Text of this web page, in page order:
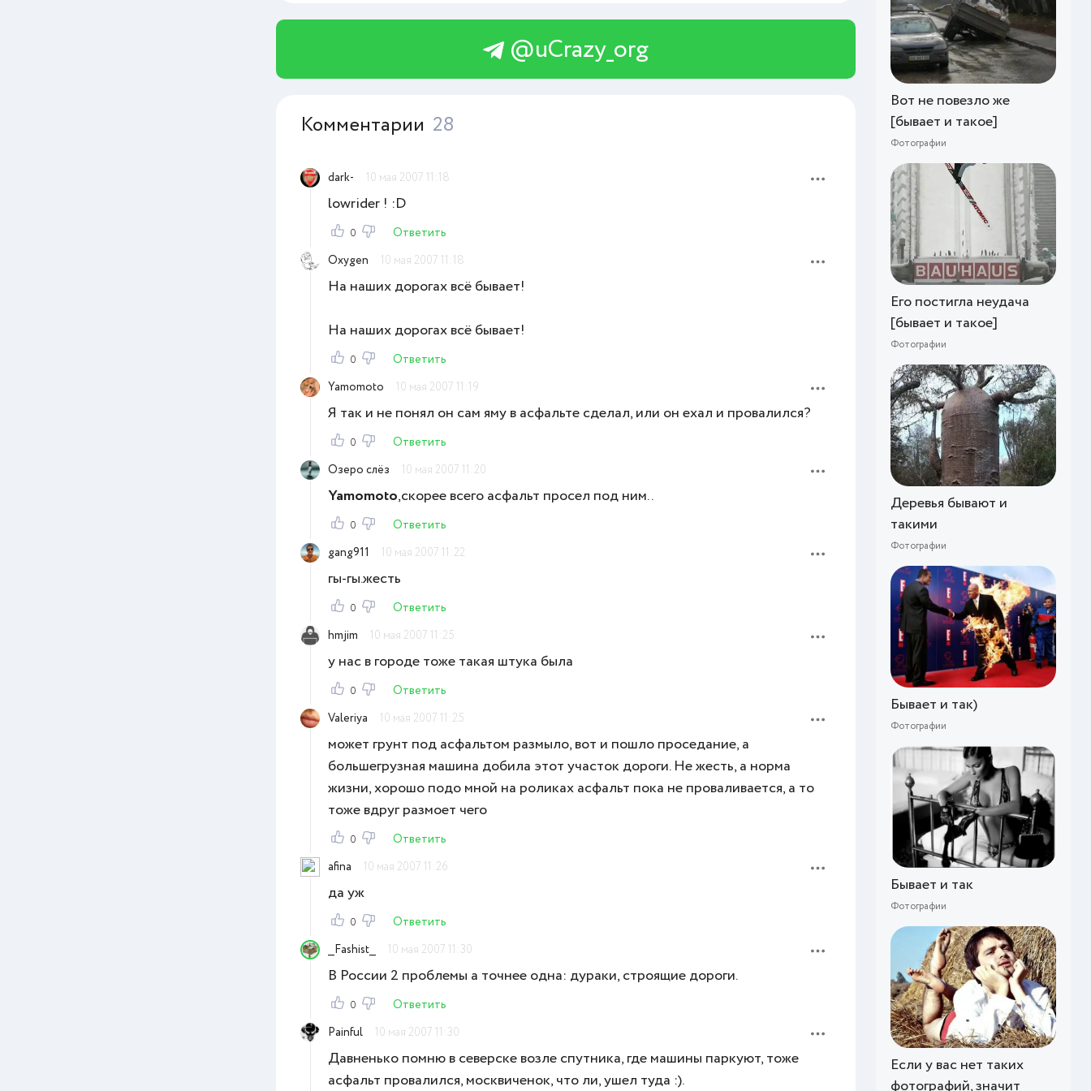
Вот не повезло же
[бывает и такое]
Фотографии
Его постигла неудача
[бывает и такое]
Фотографии
Деревья бывают и
такими
Фотографии
Бывает и так)
Фотографии
Бывает и так
Фотографии
Если у вас нет таких
фотографий, значит
@uCrazy_org
Комментарии 28
dark- 10 мая 2007 11:18
lowrider ! :D
0
Ответить
Oxygen
10 мая 2007 11:18
На наших дорогах всё бывает!
На наших дорогах всё бывает!
0
Ответить
Yamomoto
10 мая 2007 11:19
Я так и не понял он сам яму в асфальте сделал, или он ехал и провалился?
0
Ответить
Озеро слёз
10 мая 2007 11:20
Yamomoto,скорее всего асфальт просел под ним..
0
Ответить
gang911
10 мая 2007 11:22
гы-гы.жесть
0
Ответить
hmjim
10 мая 2007 11:25
у нас в городе тоже такая штука была
0
Ответить
Valeriya
10 мая 2007 11:25
может грунт под асфальтом размыло, вот и пошло проседание, а
большегрузная машина добила этот участок дороги. Не жесть, а норма
жизни, хорошо подо мной на роликах асфальт пока не проваливается, а то
тоже вдруг размоет чего
0
Ответить
afina
10 мая 2007 11:26
да уж
0
Ответить
__Fashist__
10 мая 2007 11:30
В России 2 проблемы а точнее одна: дураки, строящие дороги.
0
Ответить
Painful
10 мая 2007 11:30
Давненько помню в северске возле спутника, где машины паркуют, тоже
асфальт провалился, москвиченок, что ли, ушел туда :).